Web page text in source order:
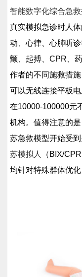
智能数字化综合急
真实模拟急诊时人
动、心律、心肺听
颤、起搏、CPR、
作者的不同施救措
可以无线连接平板
在10000-100000元
机构。值得注意的
苏急救模型开始受
苏模拟人
（BIX/
均针对特殊群体优